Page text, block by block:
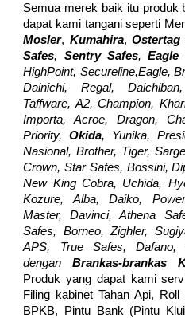
Semua merek baik itu produk
dapat kami tangani seperti
Mosler, Kumahira, Ostertag
Safes, Sentry Safes,Eagle
HighPoint, Secureline,Eagle,
Dainichi, Regal,
Taffware, A2, Champion,
Importa, Acroe, Dragon,
Priority,Okida, Yunika,
Nasional, Brother, Tiger,
Crown, Star Safes, Bossini,
New King Cobra, Uchida,
Kozure, Alba, Daiko,
Master, Davinci, Athena
Safes, Borneo, Zighler,
APS, True Safes, Dafano,
denganBrankas-brankas
Produk yang dapat kami
Filing kabinet Tahan Api,
BPKB, Pintu Bank (Pintu